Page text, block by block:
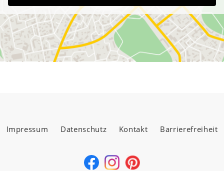
Impressum Datenschutz Kontakt Barrierefreiheit